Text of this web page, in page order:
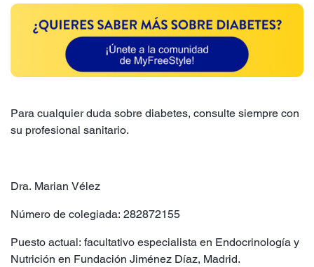
Para cualquier duda sobre diabetes, consulte siempre con
su profesional sanitario.
Dra. Marian Vélez
Número de colegiada: 282872155
Puesto actual: facultativo especialista en Endocrinología y
Nutrición en Fundación Jiménez Díaz, Madrid.